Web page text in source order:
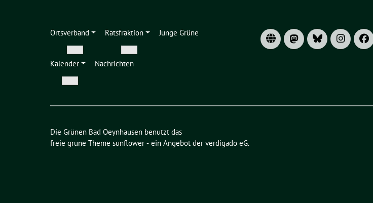
Ortsverband
Zeige
Untermenü
Ratsfraktion
Zeige
Untermenü
Junge Grüne
Kalender
Zeige
Nachrichten
Die Grünen Bad Oeynhausen benutzt das
freie grüne Theme sunflower ‐ ein Angebot der verdigado eG.